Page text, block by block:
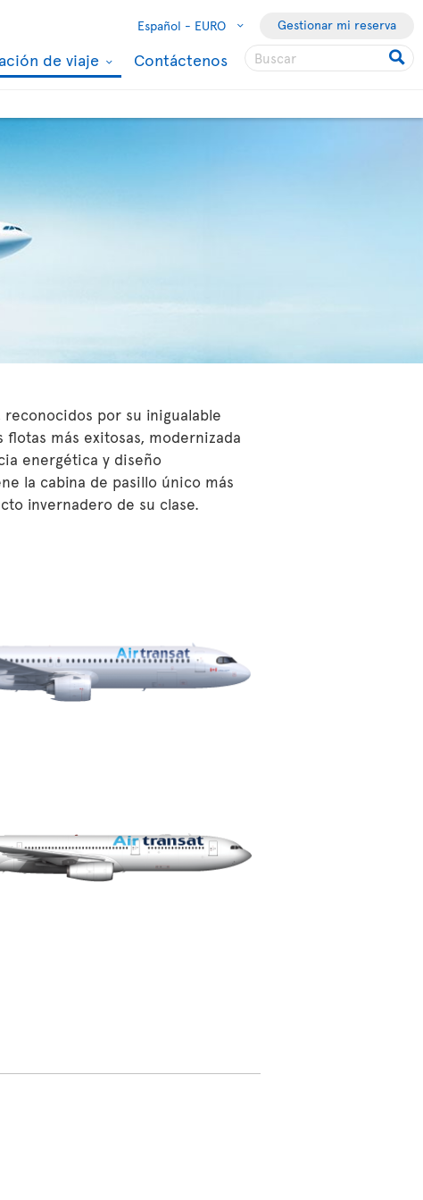
Español - EURO Gestionar mi reserva
de viaje Contáctenos
por su inigualable
más exitosas, modernizada
energética y diseño
la cabina de pasillo único más
invernadero de su clase.